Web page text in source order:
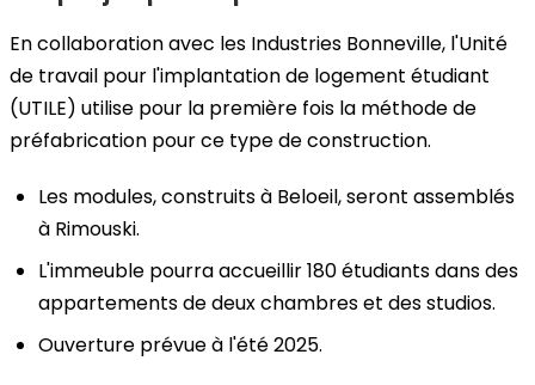
En collaboration avec les Industries Bonneville, l'Unité
de travail pour l'implantation de logement étudiant
(UTILE) utilise pour la première fois la méthode de
préfabrication pour ce type de construction.
Les modules, construits à Beloeil, seront assemblés
à Rimouski.
L'immeuble pourra accueillir 180 étudiants dans des
appartements de deux chambres et des studios.
Ouverture prévue à l'été 2025.